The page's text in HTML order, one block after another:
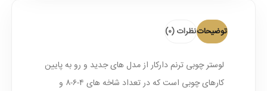
توضیحاتنظرات (0)
لوستر چوبی ترنم دارکاراز مدل های جدید و رو به پایین
کارهای چوبی است که در تعداد شاخه های ۴-۶-۸ و